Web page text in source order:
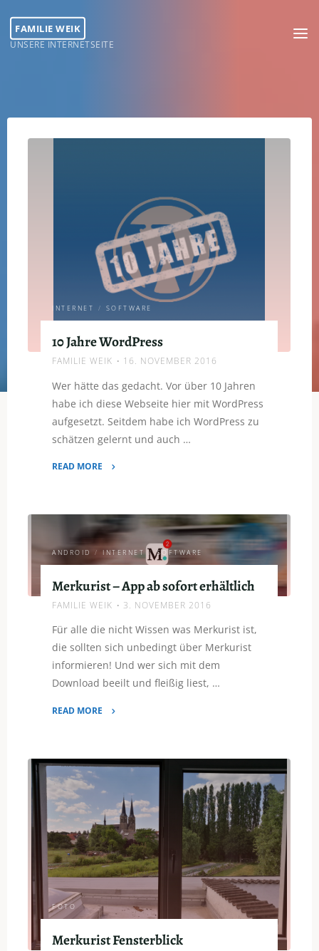
content
FAMILIE WEIK
UNSERE INTERNETSEITE
INTERNET / SOFTWARE
10 Jahre WordPress
FAMILIE WEIK 16. NOVEMBER 2016
Wer hätte das gedacht. Vor über 10 Jahren
habe ich diese Webseite hier mit WordPress
aufgesetzt. Seitdem habe ich WordPress zu
schätzen gelernt und auch …
READ MORE
WordPress"
ANDROID / INTERNET / SOFTWARE
Merkurist – App ab sofort erhältlich
FAMILIE WEIK 3. NOVEMBER 2016
Für alle die nicht Wissen was Merkurist ist,
die sollten sich unbedingt über Merkurist
informieren! Und wer sich mit dem
Download beeilt und fleißig liest, …
READ MORE
App
ab
sofort
erhältlich"
FOTO
Merkurist Fensterblick